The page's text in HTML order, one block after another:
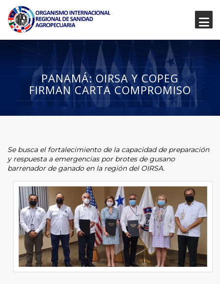
PANAMÁ: OIRSA Y COPEG
FIRMAN CARTA COMPROMISO
Se busca el fortalecimiento de la capacidad de preparación
y respuesta a emergencias por brotes de gusano
barrenador de ganado en la región del OIRSA.